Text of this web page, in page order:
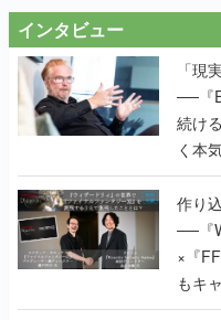
──『
く本
作り
──『
×『
もキ
で作
く
『
イタ
盛期